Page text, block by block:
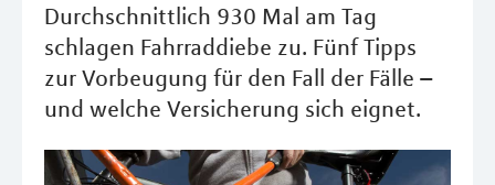
Durchschnittlich 930 Mal am Tag
schlagen Fahrraddiebe zu. Fünf Tipps
zur Vorbeugung für den Fall der Fälle –
und welche Versicherung sich eignet.